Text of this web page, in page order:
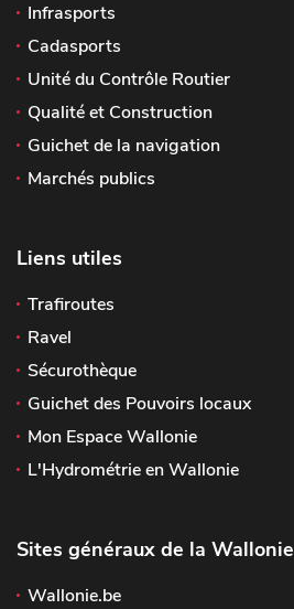
Infrasports
Cadasports
Unité du Contrôle Routier
Qualité et Construction
Guichet de la navigation
Marchés publics
Liens utiles
Trafiroutes
Ravel
Sécurothèque
Guichet des Pouvoirs locaux
Mon Espace Wallonie
L'Hydrométrie en Wallonie
Sites généraux de la Wallonie
Wallonie.be